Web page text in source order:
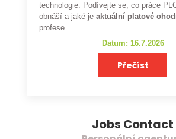
technologie. Podívejte se, co práce
obnáší a jaké je aktuální platové
profese.
Datum: 16.7.2026
Přečíst
Jobs Contact